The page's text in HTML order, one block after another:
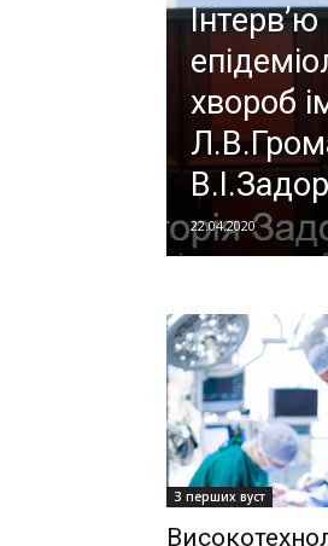
хвороб
22.04.2020
З перших вуст